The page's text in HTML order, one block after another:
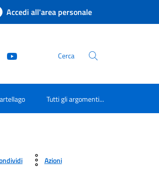
Accedi all'area personale
Cerca
Tutti gli argomenti...
Azioni